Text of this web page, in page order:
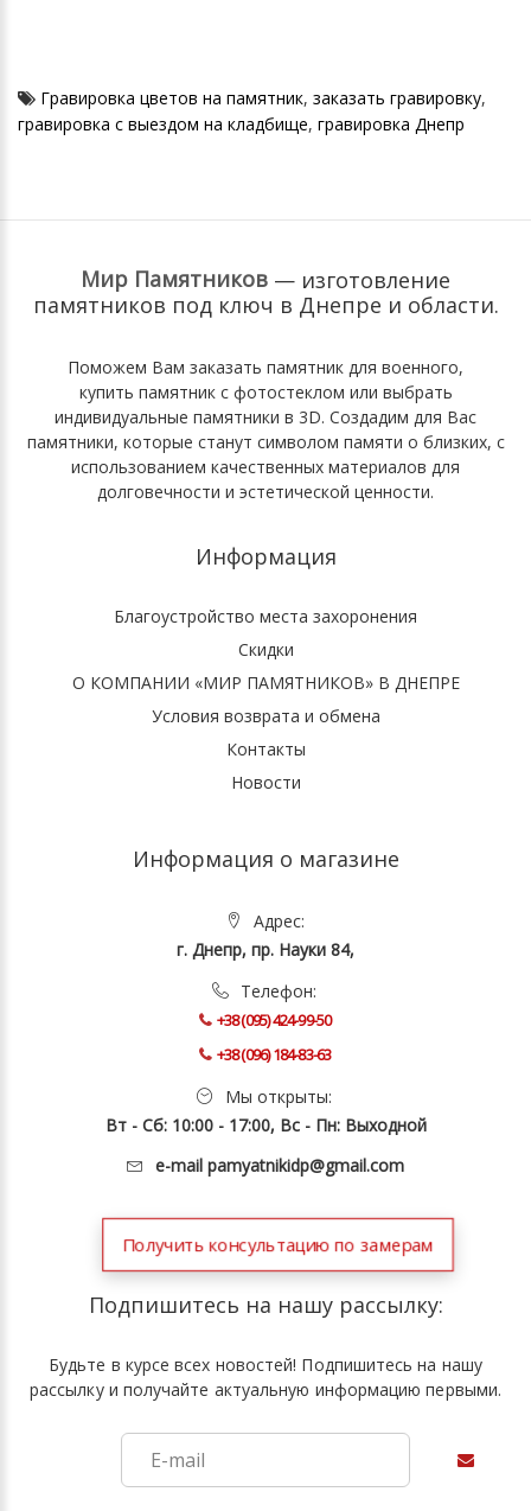
Гравировка цветов на памятник, заказать гравировку,
гравировка с выездом на кладбище, гравировка Днепр
Мир Памятников — изготовление
памятников под ключ в Днепре и области.
Поможем Вам заказать памятник для военного,
купить памятник с фотостеклом или выбрать
индивидуальные памятники в 3D. Cоздадим для Вас
памятники, которые станут символом памяти о близких, с
использованием качественных материалов для
долговечности и эстетической ценности.
Информация
Благоустройство места захоронения
Скидки
О КОМПАНИИ «МИР ПАМЯТНИКОВ» В ДНЕПРЕ
Условия возврата и обмена
Контакты
Новости
Информация о магазине
Адрес:
г. Днепр, пр. Науки 84,
Телефон:
+38 (095) 424-99-50
+38 (096) 184-83-63
Мы открыты:
Вт - Сб: 10:00 - 17:00, Вс - Пн: Выходной
e-mail pamyatnikidp@gmail.com
Получить консультацию по замерам
Подпишитесь на нашу рассылку:
Будьте в курсе всех новостей! Подпишитесь на нашу
рассылку и получайте актуальную информацию первыми.